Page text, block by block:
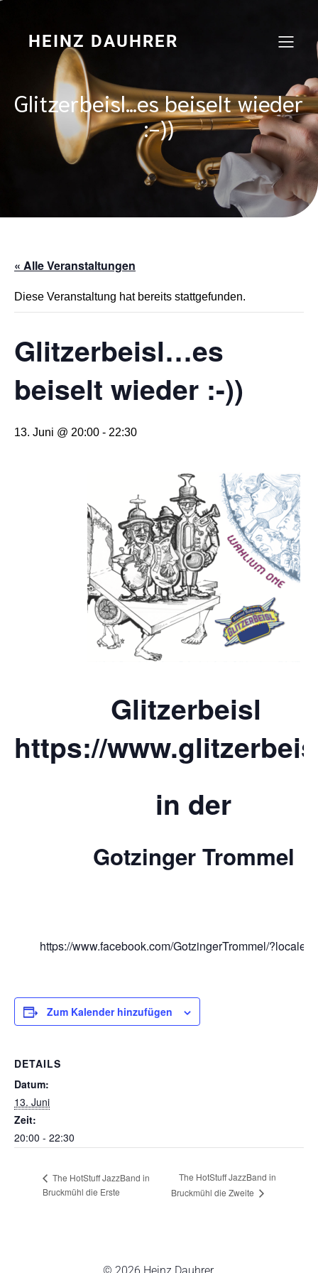
Zum
HEINZ DAUHRER
Glitzerbeisl…es beiselt wieder
:-))
« Alle Veranstaltungen
Diese Veranstaltung hat bereits stattgefunden.
Glitzerbeisl…es
beiselt wieder :-))
13. Juni @ 20:00 - 22:30
Glitzerbeisl
https://
in der
Gotzinger Trommel
https://www.facebook.com/GotzingerTrommel/
Zum Kalender hinzufügen
DETAILS
Datum:
13. Juni
Zeit:
20:00 - 22:30
The HotStuff JazzBand in
Bruckmühl die Erste
The HotStuff JazzBand in
Bruckmühl die Zweite